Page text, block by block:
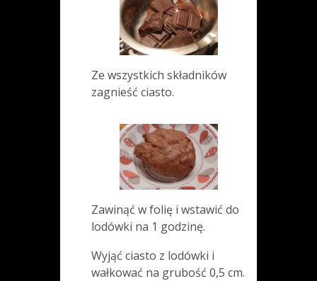
Ze wszystkich składników
zagnieść ciasto.
Zawinąć w folię i wstawić do
lodówki na 1 godzinę.
Wyjąć ciasto z lodówki i
wałkować na grubość 0,5 cm.